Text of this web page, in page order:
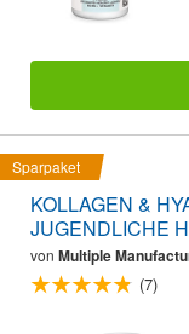
Sparpaket
KOLLAGEN &
JUGENDLICHE
von Multiple
(7)